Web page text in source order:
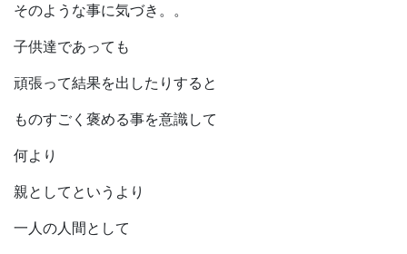
そのような事に気づき。。
子供達であっても
頑張って結果を出したりすると
ものすごく褒める事を意識して
何より
親としてというより
一人の人間として